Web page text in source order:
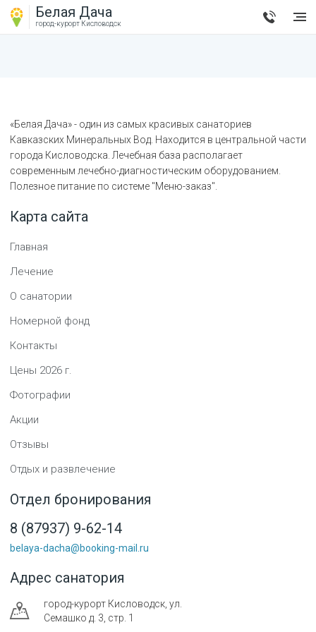
Белая Дача
город-курорт Кисловодск
«Белая Дача» - один из самых красивых санаториев
Кавказских Минеральных Вод. Находится в центральной части
города Кисловодска. Лечебная база располагает
современным лечебно-диагностическим оборудованием.
Полезное питание по системе "Меню-заказ".
Карта сайта
Главная
Лечение
О санатории
Номерной фонд
Контакты
Цены 2026 г.
Фотографии
Акции
Отзывы
Отдых и развлечение
Отдел бронирования
8 (87937) 9-62-14
belaya-dacha@booking-mail.ru
Адрес санатория
город-курорт Кисловодск ул.
Семашко д. 3, стр. 1